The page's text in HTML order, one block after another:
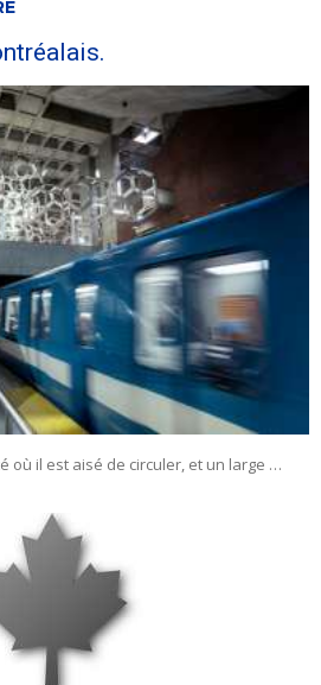
où il est aisé de circuler, et un large …